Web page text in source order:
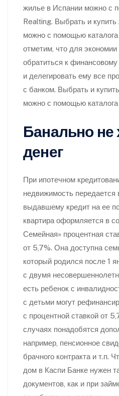
жилье в Испании можно с
Realting. Выбрать и
можно с помощью
отметим, что для
обратиться к финансовому
и делегировать ему все
с банком. Выбрать и
можно с помощью
Банально не
денег
При ипотечном
недвижимость передается
выдавшему кредит на ее
квартира оформляется в
Семейная» процентная
от 5,7%. Она доступна
который родился после 1
с двумя
есть ребенок с
с детьми могут
с процентной ставкой от
случаях понадобятся
например, пенсионное
брачного контракта и т.п.
дом в Каспи Банке нужен
документов, как и при